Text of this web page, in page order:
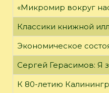
«Микромир вокруг
Классики книжной
Экономическое
Сергей Герасимов: Я
К 80-летию